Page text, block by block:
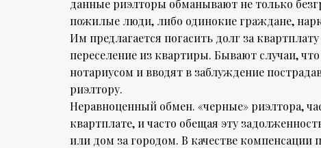
данные риэлторы обманывают не только
пожилые люди, либо одинокие граждане,
Им предлагается погасить долг за
переселение из квартиры. Бывают случаи,
нотариусом и вводят в заблуждение
риэлтору.
Неравноценный обмен. «черные» риэлтора,
квартплате, и часто обещая эту
или дом за городом. В качестве